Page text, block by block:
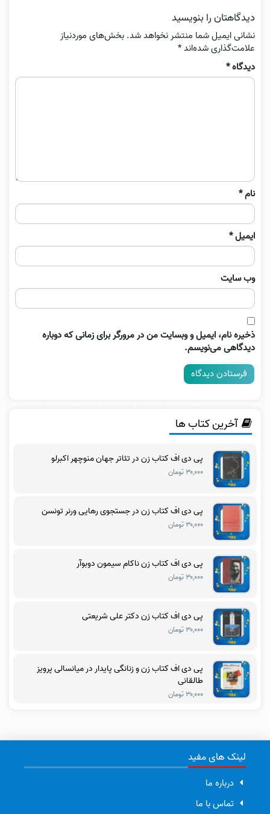
دیدگاهتان را بنویسید
نشانی ایمیل شما منتشر نخواهد شد. بخش‌های موردنیاز
علامت‌گذاری شده‌اند*
دیدگاه*
نام*
ایمیل*
وب‌ سایت
ذخیره نام، ایمیل و وبسایت من در مرورگر برای زمانی که دوباره
دیدگاهی می‌نویسم.
آخرین کتاب ها
پی دی اف کتاب زن در تئاتر جهان منوچهر اکبرلو
۳۰,۰۰۰ تومان
پی دی اف کتاب زن در جستجوی رهایی ورنر تونسن
۳۰,۰۰۰ تومان
پی دی اف کتاب زن ناکام سیمون دوبوآر
۳۰,۰۰۰ تومان
پی دی اف کتاب زن دکتر علی شریعتی
۳۰,۰۰۰ تومان
پی دی اف کتاب زن و زنانگی پایدار در میانسالی پرویز
طالقانی
۳۰,۰۰۰ تومان
لینک های مفید
درباره ما
تماس با ما